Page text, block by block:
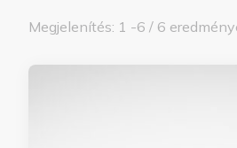
Megjelenítés: 1 -6 / 6